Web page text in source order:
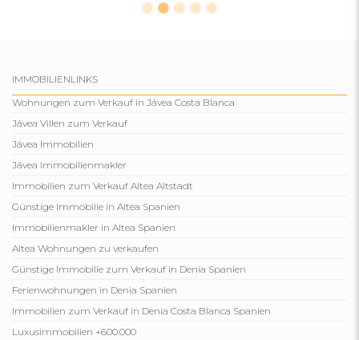
IMMOBILIENLINKS
Wohnungen zum Verkauf in Jávea Costa Blanca
Jávea Villen zum Verkauf
Jávea Immobilien
Jávea Immobilienmakler
Immobilien zum Verkauf Altea Altstadt
Günstige Immobilie in Altea Spanien
Immobilienmakler in Altea Spanien
Altea Wohnungen zu verkaufen
Günstige Immobilie zum Verkauf in Denia Spanien
Ferienwohnungen in Denia Spanien
Immobilien zum Verkauf in Denia Costa Blanca Spanien
Luxusimmobilien +600.000